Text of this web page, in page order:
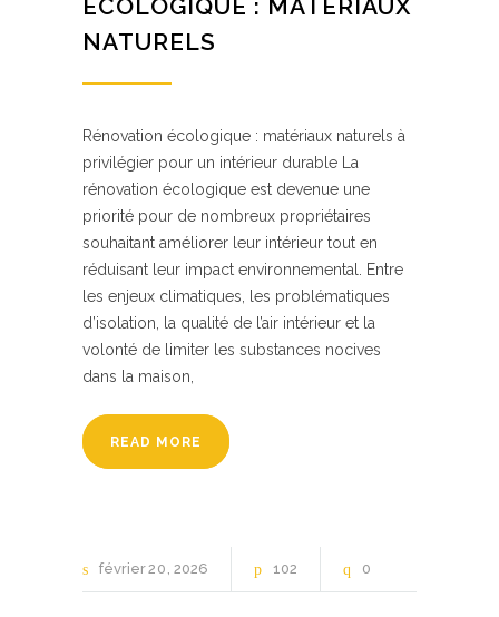
ÉCOLOGIQUE : MATÉRIAUX
NATURELS
Rénovation écologique : matériaux naturels à
privilégier pour un intérieur durable La
rénovation écologique est devenue une
priorité pour de nombreux propriétaires
souhaitant améliorer leur intérieur tout en
réduisant leur impact environnemental. Entre
les enjeux climatiques, les problématiques
d’isolation, la qualité de l’air intérieur et la
volonté de limiter les substances nocives
dans la maison,
READ MORE
février20 2026 102 0